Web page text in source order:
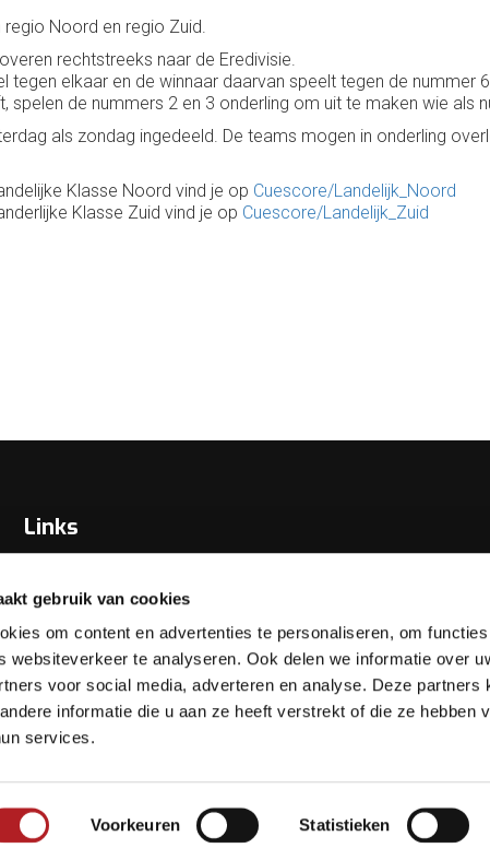
gebruik van cookies
om content en advertenties te personaliseren, om
websiteverkeer te analyseren. Ook delen we informatie over
voor social media, adverteren en analyse. Deze partners
informatie die u aan ze heeft verstrekt of die ze hebben
services.
Voorkeuren Statistieken
regio Noord en regio Zuid.
rechtstreeks naar de Eredivisie.
tegen elkaar en de winnaar daarvan speelt tegen de
spelen de nummers 2 en 3 onderling om uit te maken wie als
als zondag ingedeeld. De teams mogen in onderling
Klasse Noord vind je op Cuescore/Landelijk_Noord
Klasse Zuid vind je op Cuescore/Landelijk_Zuid
Links
Bondsbureau
Helpdesks